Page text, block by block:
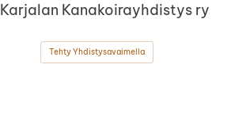
Karjalan Kanakoirayhdistys ry
Tehty Yhdistysavaimella